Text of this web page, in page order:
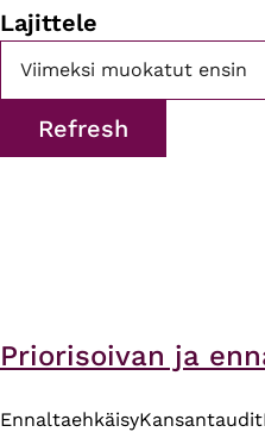
Lajittele
Priorisoivan ja
EnnaltaehkäisyKansantaudit